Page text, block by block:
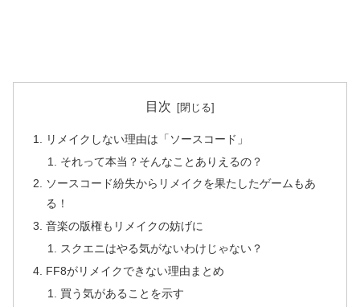
目次
リメイクしない理由は「ソースコード」
それって本当？そんなことありえるの？
ソースコード紛失からリメイクを果たしたゲームもあ
る！
音楽の版権もリメイクの妨げに
スクエニはやる気がないわけじゃない？
FF8がリメイクできない理由まとめ
買う気があることを示す